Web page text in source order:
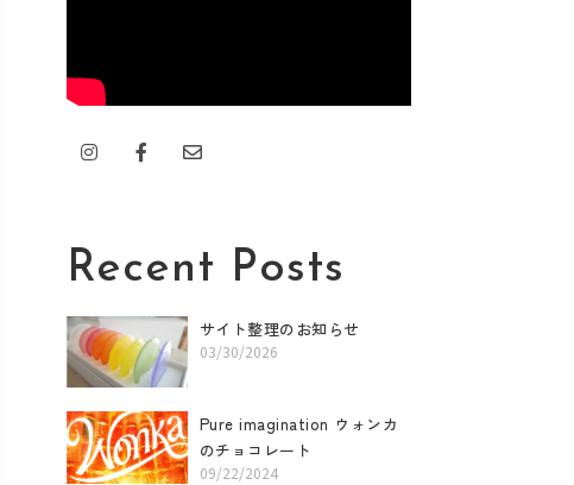
I
n
r
a
m
F
a
k
-
f
E
n
e
Recent Posts
サイト整理のお知らせ
03/30/2026
Pure imagination ウォンカ
のチョコレート
09/22/2024